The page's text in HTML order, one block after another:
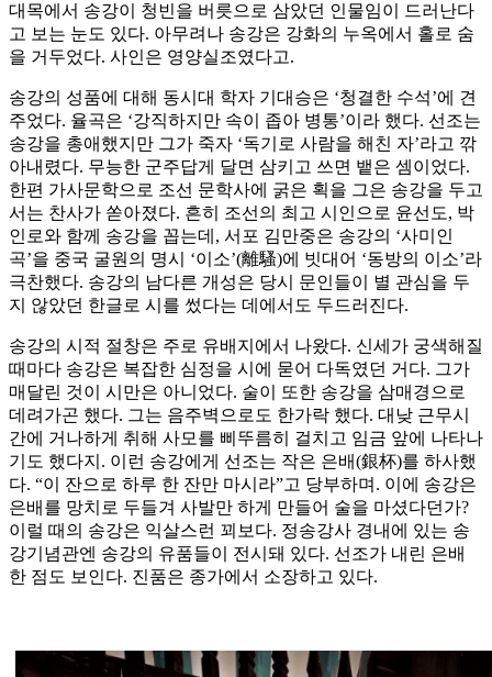
대목에서 송강이 청빈을 버릇으로 삼았던 인물임이 드러난다
고 보는 눈도 있다. 아무려나 송강은 강화의 누옥에서 홀로 숨
을 거두었다. 사인은 영양실조였다고.
송강의 성품에 대해 동시대 학자 기대승은 ‘청결한 수석’에 견
주었다. 율곡은 ‘강직하지만 속이 좁아 병통’이라 했다. 선조는
송강을 총애했지만 그가 죽자 ‘독기로 사람을 해친 자’라고 깎
아내렸다. 무능한 군주답게 달면 삼키고 쓰면 뱉은 셈이었다.
한편 가사문학으로 조선 문학사에 굵은 획을 그은 송강을 두고
서는 찬사가 쏟아졌다. 흔히 조선의 최고 시인으로 윤선도, 박
인로와 함께 송강을 꼽는데, 서포 김만중은 송강의 ‘사미인
곡’을 중국 굴원의 명시 ‘이소’(離騷)에 빗대어 ‘동방의 이소’라
극찬했다. 송강의 남다른 개성은 당시 문인들이 별 관심을 두
지 않았던 한글로 시를 썼다는 데에서도 두드러진다.
송강의 시적 절창은 주로 유배지에서 나왔다. 신세가 궁색해질
때마다 송강은 복잡한 심정을 시에 묻어 다독였던 거다. 그가
매달린 것이 시만은 아니었다. 술이 또한 송강을 삼매경으로
데려가곤 했다. 그는 음주벽으로도 한가락 했다. 대낮 근무시
간에 거나하게 취해 사모를 삐뚜름히 걸치고 임금 앞에 나타나
기도 했다지. 이런 송강에게 선조는 작은 은배(銀杯)를 하사했
다. “이 잔으로 하루 한 잔만 마시라”고 당부하며. 이에 송강은
은배를 망치로 두들겨 사발만 하게 만들어 술을 마셨다던가?
이럴 때의 송강은 익살스런 꾀보다. 정송강사 경내에 있는 송
강기념관엔 송강의 유품들이 전시돼 있다. 선조가 내린 은배
한 점도 보인다. 진품은 종가에서 소장하고 있다.